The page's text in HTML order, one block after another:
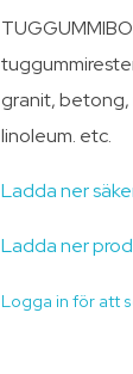
granit, betong,
linoleum. etc.
Ladda ner
Ladda ner
Logga in för att